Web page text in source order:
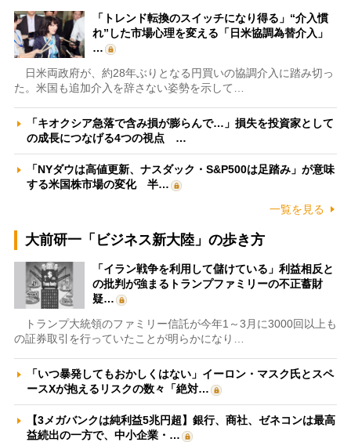
「トレンド転換のスイッチになり得る」“介入慣
れ”した市場心理を変える「日米協調為替介入」
…
日米両政府が、約28年ぶりとなる円買いの協調介入に踏み切っ
た。米国も追加介入を辞さない姿勢を示して…
「キオクシア急落で含み損が膨らんで…」損失を投資家として
の成長につなげる4つの視点 …
「NYダウは高値更新、ナスダック・S&P500は足踏み」が意味
する米国株市場の変化 半…
一覧を見る
大前研一「ビジネス新大陸」の歩き方
「イラン戦争を利用して儲けている」利益相反と
の批判が強まるトランプファミリーの不正蓄財
疑…
トランプ大統領のファミリー信託が今年1～3月に3000回以上も
の証券取引を行っていたことが明らかになり…
「いつ暴発してもおかしくはない」イーロン・マスク氏とスペ
ースXが抱えるリスクの数々「絶対…
【3メガバンクは純利益5兆円超】銀行、商社、ゼネコンは最高
益続出の一方で、中小企業・…